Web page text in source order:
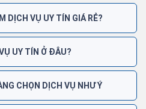
DỊCH VỤ UY TÍN GIÁ RẺ?
UY TÍN Ở ĐÂU?
CHỌN DỊCH VỤ NHƯ Ý